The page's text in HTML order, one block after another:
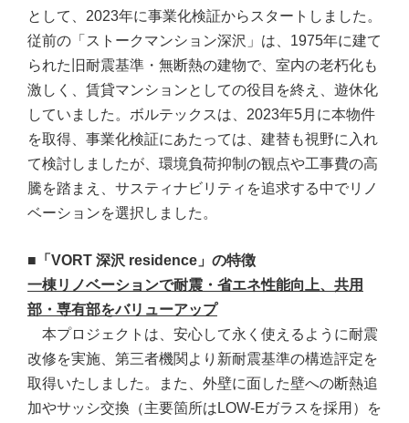
として、2023年に事業化検証からスタートしました。
従前の「ストークマンション深沢」は、1975年に建て
られた旧耐震基準・無断熱の建物で、室内の老朽化も
激しく、賃貸マンションとしての役目を終え、遊休化
していました。ボルテックスは、2023年5月に本物件
を取得、事業化検証にあたっては、建替も視野に入れ
て検討しましたが、環境負荷抑制の観点や工事費の高
騰を踏まえ、サスティナビリティを追求する中でリノ
ベーションを選択しました。
■「VORT 深沢 residence」の特徴
一棟リノベーションで耐震・省エネ性能向上、共用
部・専有部をバリューアップ
本プロジェクトは、安心して永く使えるように耐震
改修を実施、第三者機関より新耐震基準の構造評定を
取得いたしました。また、外壁に面した壁への断熱追
加やサッシ交換（主要箇所はLOW-Eガラスを採用）を